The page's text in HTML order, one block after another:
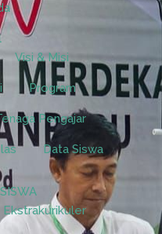
Visi & Misi
Program
Pengajar
Data Siswa
Ekstrakurikuler